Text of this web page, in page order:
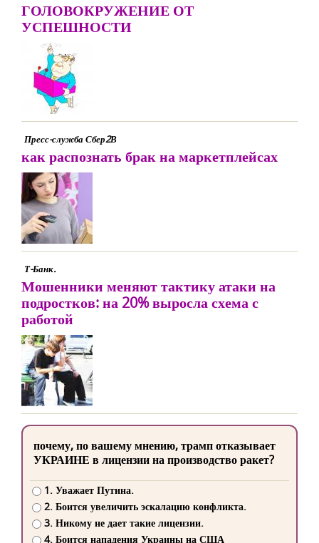
ГОЛОВОКРУЖЕНИЕ ОТ
УСПЕШНОСТИ
Пресс-служба Сбер2В
как распознать брак на маркетплейсах
Т-Банк.
Мошенники меняют тактику атаки на
подростков: на 20% выросла схема с
работой
почему, по вашему мнению, трамп отказывает
УКРАИНЕ в лицензии на производство ракет?
1. Уважает Путина.
2. Боится увеличить эскалацию конфликта.
3. Никому не дает такие лицензии.
4. Боится нападения Украины на США